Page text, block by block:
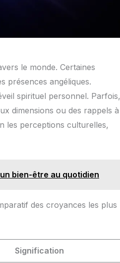
le monde. Certaines
présences angéliques.
spirituel personnel. Parfois,
dimensions ou des rappels à
les perceptions culturelles,
bien-être au quotidien
des croyances les plus
Signification